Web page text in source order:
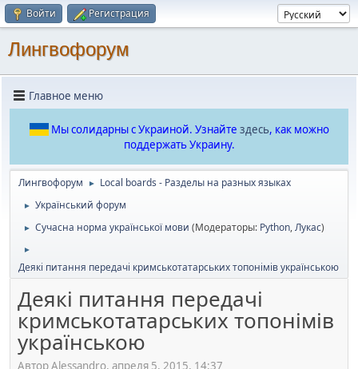
Войти Регистрация
Лингвофорум
Главное меню
Мы солидарны с Украиной. Узнайте здесь, как можно
поддержать Украину.
Лингвофорум ► Local boards - Разделы на разных языках
► Український форум
► Сучасна норма української мови (Модераторы: Python,Лукас)
►
Деякі питання передачі кримськотатарських топонімів українською
Деякі питання передачі
кримськотатарських топонімів
українською
Автор Alessandro, апреля 5, 2015, 14:37